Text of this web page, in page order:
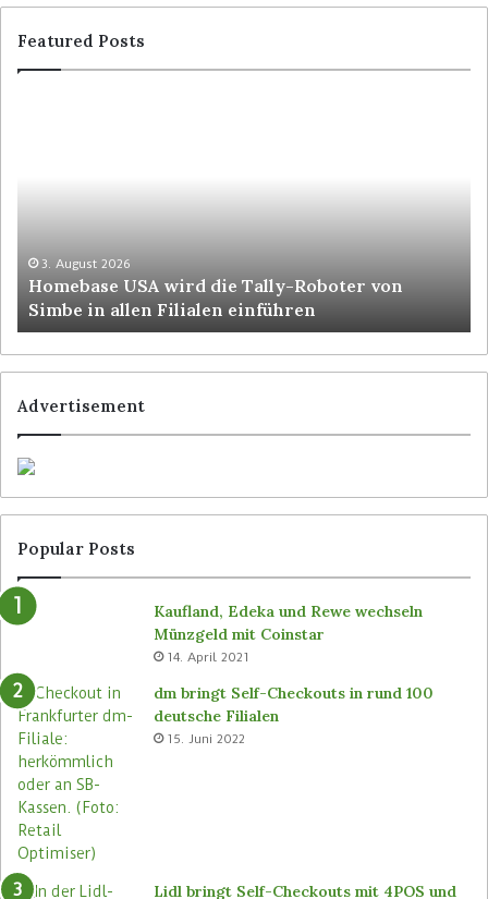
Featured Posts
3. August 2026
Homebase USA wird die Tally-Roboter von
Simbe in allen Filialen einführen
Advertisement
Popular Posts
Kaufland, Edeka und Rewe wechseln
Münzgeld mit Coinstar
14. April 2021
dm bringt Self-Checkouts in rund 100
deutsche Filialen
15. Juni 2022
Lidl bringt Self-Checkouts mit 4POS und